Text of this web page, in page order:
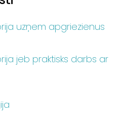
uzņem apgriezienus
jeb praktisks darbs ar